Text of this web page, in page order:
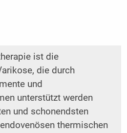
ist die
die durch
und
unterstützt werden
und schonendsten
thermischen